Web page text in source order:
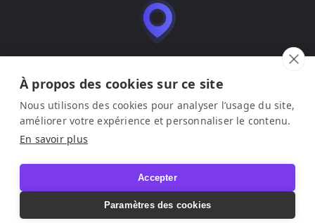
À propos des cookies sur ce site
Nous utilisons des cookies pour analyser l’usage du site,
améliorer votre expérience et personnaliser le contenu.
En savoir plus
Accepter
Paramètres des cookies
optimización de fichas de empresa (Google Business
Aviso legal–Condiciones de uso–Política de privacidad
© 2026 Leadmia. Todos los derechos reservados.